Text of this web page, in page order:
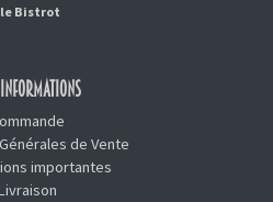
Bistrot
INFORMATIONS
de Vente
importantes